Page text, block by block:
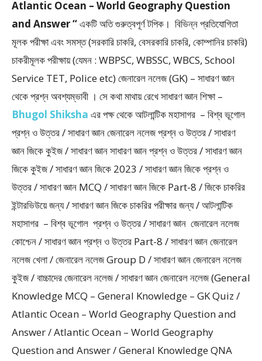
Atlantic Ocean – World Geography Question
and Answer “একটি অতি গুরুত্বপূর্ণ টপিক। বিভিন্ন প্রতিযোগিতা
মূলক পরীক্ষা এবং সমস্ত (সরকারি চাকরি, বেসরকারি চাকরি, কোম্পানির চাকরি)
চাকরীমূলক পরীক্ষায় (যেমন : WBPSC, WBSSC, WBCS, School
Service TET, Police etc) জেনারেল নলেজ (GK) – সাধারণ জ্ঞান
থেকে প্রশ্ন অবশ্যম্ভাবী । সে কথা মাথায় রেখে সাধারণ জ্ঞান শিক্ষা –
Bhugol Shiksha এর পক্ষ থেকে আটলান্টিক মহাসাগর – বিশ্ব ভূগোল
প্রশ্ন ও উত্তর / সাধারণ জ্ঞান জেনারেল নলেজ প্রশ্ন ও উত্তর / সাধারণ
জ্ঞান জিকে কুইজ / সাধারণ জ্ঞান সাধারণ জ্ঞান প্রশ্ন ও উত্তর / সাধারণ জ্ঞান
জিকে কুইজ / সাধারণ জ্ঞান জিকে 2023 / সাধারণ জ্ঞান জিকে প্রশ্ন ও
উত্তর / সাধারণ জ্ঞান MCQ / সাধারণ জ্ঞান জিকে Part-8 / জিকে চাকরির
ইন্টারভিউয়ে জন্য / সাধারণ জ্ঞান জিকে চাকরির পরীক্ষার জন্য / আটলান্টিক
মহাসাগর – বিশ্ব ভূগোল প্রশ্ন ও উত্তর / সাধারণ জ্ঞান জেনারেল নলেজ
কোশ্চেন / সাধারণ জ্ঞান প্রশ্ন ও উত্তর Part-8 / সাধারণ জ্ঞান জেনারেল
নলেজ খেলা / জেনারেল নলেজ Group D / সাধারণ জ্ঞান জেনারেল নলেজ
কুইজ / বাচ্চাদের জেনারেল নলেজ / সাধারণ জ্ঞান জেনারেল নলেজ (General
Knowledge MCQ – General Knowledge – GK Quiz /
Atlantic Ocean – World Geography Question and
Answer / Atlantic Ocean – World Geography
Question and Answer / General Knowledge QNA